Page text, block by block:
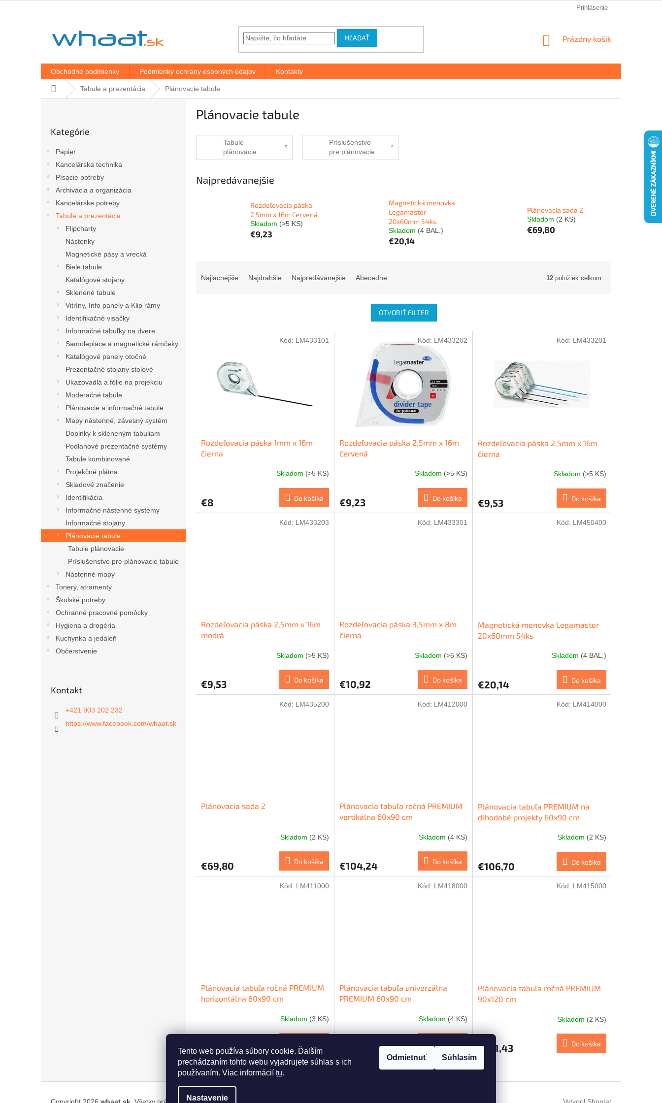
Tento web používa súbory cookie. Ďalším
prechádzaním tohto webu vyjadrujete súhlas s ich
používaním. Viac informácií tu.
Nastavenie
Odmietnuť Súhlasím
na
Prihlásenie
HĽADAŤ
NÁKUPNÝ
Prázdny košík
Obchodné podmienky Podmienky ochrany osobných údajov Kontakty
DomovTabule a prezentácia Plánovacie tabule
kategórie
Kategórie
Papier
Kancelárska technika
Písacie potreby
Archivácia a organizácia
Kancelárske potreby
Tabule a prezentácia
Flipcharty
Nástenky
Magnetické pásy a vrecká
Biele tabule
Katalógové stojany
Sklenené tabule
Vitríny, Info panely a Klip rámy
Identifikačné visačky
Informačné tabuľky na dvere
Samolepiace a magnetické rámčeky
Katalógové panely otočné
Prezentačné stojany stolové
Ukazovadlá a fólie na projekciu
Moderačné tabule
Plánovacie a informačné tabule
Mapy nástenné, závesný systém
Doplnky k skleneným tabuliam
Podlahové prezentačné systémy
Tabule kombinované
Projekčné plátna
Skladové značenie
Identifikácia
Informačné nástenné systémy
Informačné stojany
Plánovacie tabule
Tabule plánovacie
Príslušenstvo pre plánovacie tabule
Nástenné mapy
Tonery, atramenty
Školské potreby
Ochranné pracovné pomôcky
Hygiena a drogéria
Kuchynka a jedáleň
Občerstvenie
Kontakt
+421 903 202 232
https://www.facebook.com/whaat.sk
Plánovacie tabule
Tabule
plánovacie
Príslušenstvo
pre plánovacie
tabule
Najpredávanejšie
Rozdeľovacia páska
2,5mm x 16m červená
Skladom (>5 KS)
€9,23
Magnetická menovka
Legamaster
20x60mm 54ks
Skladom (4 BAL.)
€20,14
Plánovacia sada 2
Skladom (2 KS)
€69,80
Najlacnejšie Najdrahšie Najpredávanejšie Abecedne 12 položiek celkom
OTVORIŤ FILTER
Rozdeľovacia páska 1mm x 16m
čierna
Skladom (>5 KS)
€8 Do košíka
Kód: LM433101
Rozdeľovacia páska 2,5mm x 16m
červená
Skladom (>5 KS)
€9,23 Do košíka
Kód: LM433202
Rozdeľovacia páska 2,5mm x 16m
čierna
Skladom (>5 KS)
€9,53 Do košíka
Kód: LM433201
Rozdeľovacia páska 2,5mm x 16m
modrá
Skladom (>5 KS)
€9,53 Do košíka
Kód: LM433203
Rozdeľovacia páska 3,5mm x 8m
čierna
Skladom (>5 KS)
€10,92 Do košíka
Kód: LM433301
Magnetická menovka Legamaster
20x60mm 54ks
Skladom (4 BAL.)
€20,14 Do košíka
Kód: LM450400
Plánovacia sada 2
Skladom (2 KS)
€69,80 Do košíka
Kód: LM435200
Plánovacia tabuľa ročná PREMIUM
vertikálna 60x90 cm
Skladom (4 KS)
€104,24 Do košíka
Kód: LM412000
Plánovacia tabuľa PREMIUM na
dlhodobé projekty 60x90 cm
Skladom (2 KS)
€106,70 Do košíka
Kód: LM414000
Plánovacia tabuľa ročná PREMIUM
horizontálna 60x90 cm
Skladom (3 KS)
€111,16
Kód: LM411000
Plánovacia tabuľa univerzálna
PREMIUM 60x90 cm
Skladom (4 KS)
Kód: LM418000
Plánovacia tabuľa ročná PREMIUM
90x120 cm
Skladom (2 KS)
€181,43 Do košíka
Kód: LM415000
O
Vytvoril Shoptet